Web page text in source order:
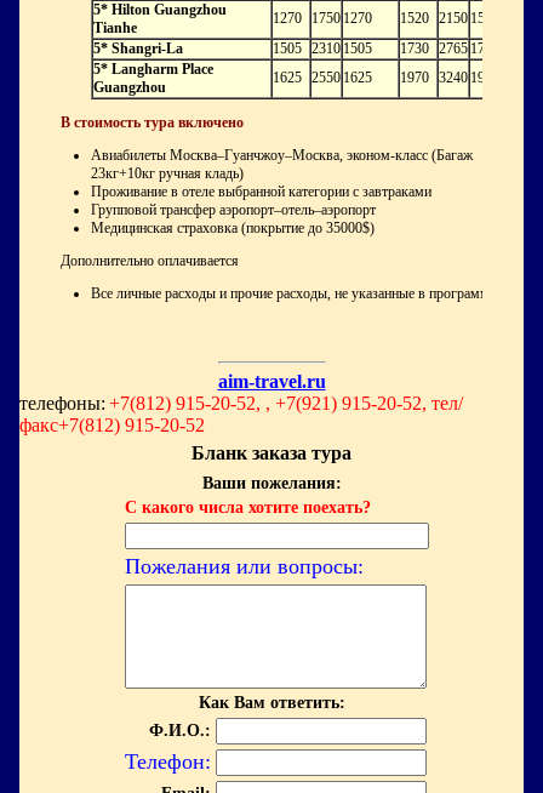
5* Hilton Guangzhou
Tianhe
1270 1750 1270 1520 2150 1520
5* Shangri-La
1505 2310 1505 1730 2765 1730
5* Langharm Place
Guangzhou
1625 2550 1625 1970 3240 1970
В стоимость тура включено
Авиабилеты Москва–Гуанчжоу–Москва, эконом-класс (Багаж
23кг+10кг ручная кладь)
Проживание в отеле выбранной категории с завтраками
Групповой трансфер аэропорт–отель–аэропорт
Медицинская страховка (покрытие до 35000$)
Дополнительно оплачивается
Все личные расходы и прочие расходы, не указанные в программе
aim-travel.ru
телефоны: +7(812) 915-20-52, , +7(921) 915-20-52, тел/
факс+7(812) 915-20-52
Бланк заказа тура
Ваши пожелания:
С какого числа хотите поехать?
Пожелания или вопросы:
Как Вам ответить:
Ф.И.О.:
Телефон: